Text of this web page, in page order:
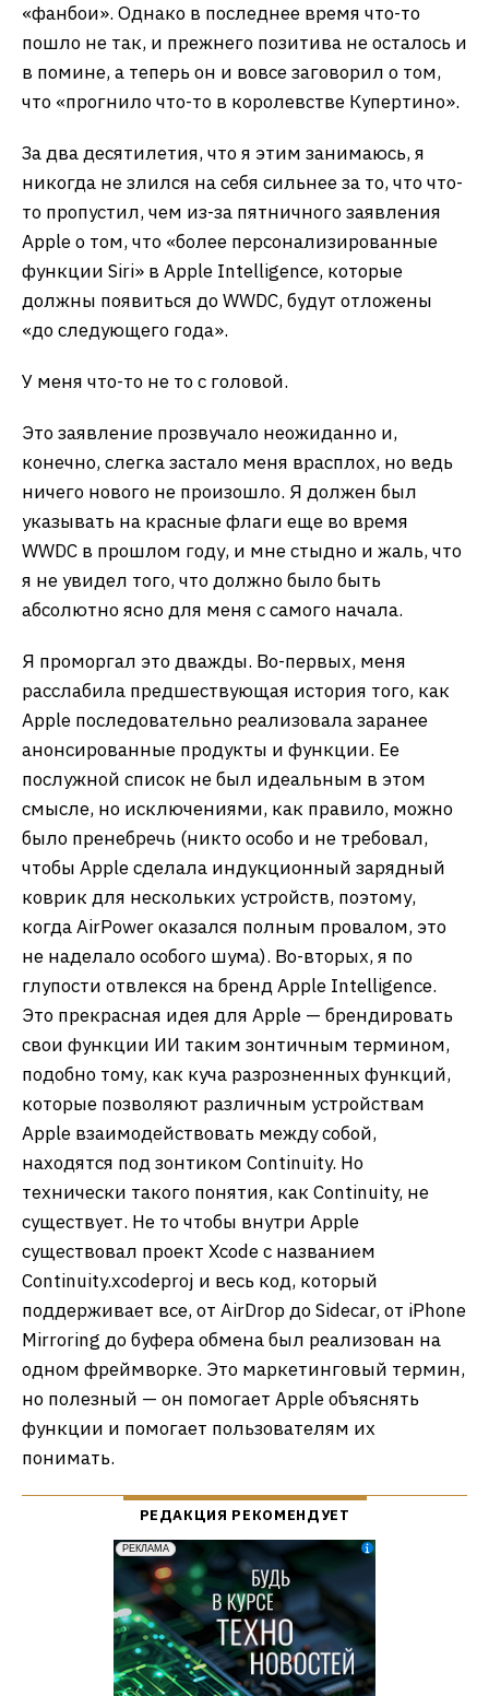
«фанбои». Однако в последнее время что-то
пошло не так, и прежнего позитива не осталось и
в помине, а теперь он и вовсе заговорил о том,
что «прогнило что-то в королевстве Купертино».
За два десятилетия, что я этим занимаюсь, я
никогда не злился на себя сильнее за то, что что-
то пропустил, чем из-за пятничного заявления
Apple о том, что «более персонализированные
функции Siri» в Apple Intelligence, которые
должны появиться до WWDC, будут отложены
«до следующего года».
У меня что-то не то с головой.
Это заявление прозвучало неожиданно и,
конечно, слегка застало меня врасплох, но ведь
ничего нового не произошло. Я должен был
указывать на красные флаги еще во время
WWDC в прошлом году, и мне стыдно и жаль, что
я не увидел того, что должно было быть
абсолютно ясно для меня с самого начала.
Я проморгал это дважды. Во-первых, меня
расслабила предшествующая история того, как
Apple последовательно реализовала заранее
анонсированные продукты и функции. Ее
послужной список не был идеальным в этом
смысле, но исключениями, как правило, можно
было пренебречь (никто особо и не требовал,
чтобы Apple сделала индукционный зарядный
коврик для нескольких устройств, поэтому,
когда AirPower оказался полным провалом, это
не наделало особого шума). Во-вторых, я по
глупости отвлекся на бренд Apple Intelligence.
Это прекрасная идея для Apple — брендировать
свои функции ИИ таким зонтичным термином,
подобно тому, как куча разрозненных функций,
которые позволяют различным устройствам
Apple взаимодействовать между собой,
находятся под зонтиком Continuity. Но
технически такого понятия, как Continuity, не
существует. Не то чтобы внутри Apple
существовал проект Xcode с названием
Continuity.xcodeproj и весь код, который
поддерживает все, от AirDrop до Sidecar, от iPhone
Mirroring до буфера обмена был реализован на
одном фреймворке. Это маркетинговый термин,
но полезный — он помогает Apple объяснять
функции и помогает пользователям их
понимать.